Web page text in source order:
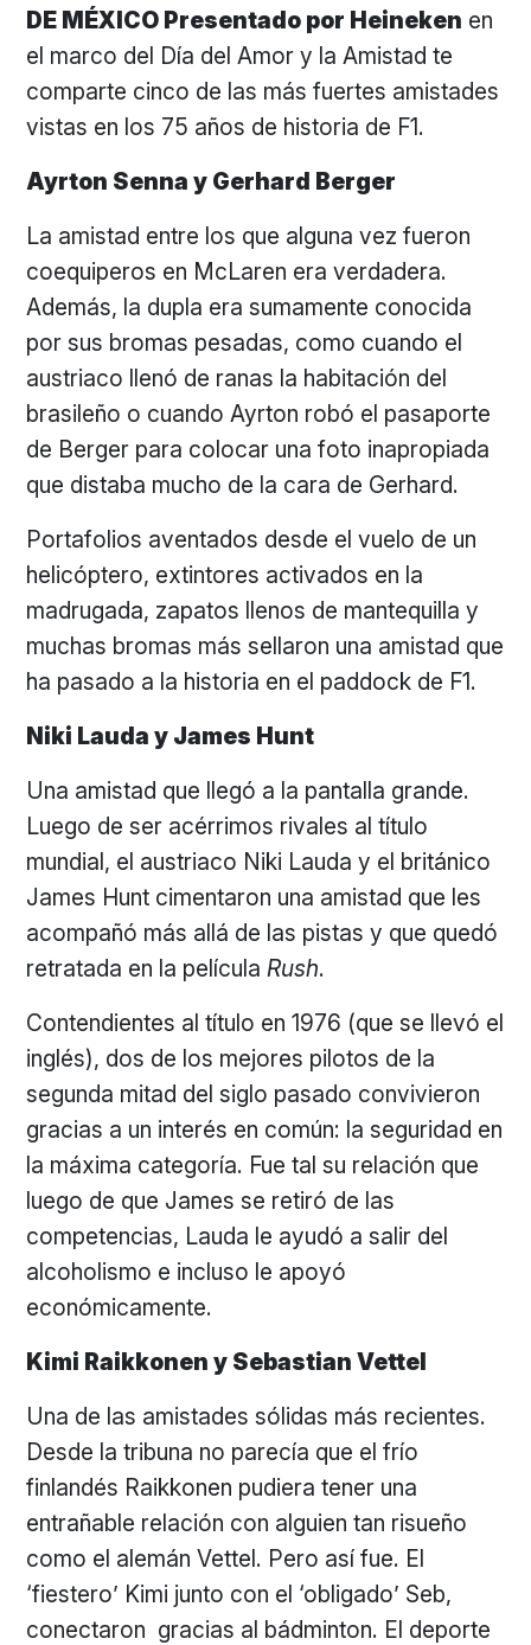
DE MÉXICO Presentado por Heineken en
el marco del Día del Amor y la Amistad te
comparte cinco de las más fuertes amistades
vistas en los 75 años de historia de F1.
Ayrton Senna y Gerhard Berger
La amistad entre los que alguna vez fueron
coequiperos en McLaren era verdadera.
Además, la dupla era sumamente conocida
por sus bromas pesadas, como cuando el
austriaco llenó de ranas la habitación del
brasileño o cuando Ayrton robó el pasaporte
de Berger para colocar una foto inapropiada
que distaba mucho de la cara de Gerhard.
Portafolios aventados desde el vuelo de un
helicóptero, extintores activados en la
madrugada, zapatos llenos de mantequilla y
muchas bromas más sellaron una amistad que
ha pasado a la historia en el paddock de F1.
Niki Lauda y James Hunt
Una amistad que llegó a la pantalla grande.
Luego de ser acérrimos rivales al título
mundial, el austriaco Niki Lauda y el británico
James Hunt cimentaron una amistad que les
acompañó más allá de las pistas y que quedó
retratada en la películaRush.
Contendientes al título en 1976 (que se llevó el
inglés), dos de los mejores pilotos de la
segunda mitad del siglo pasado convivieron
gracias a un interés en común: la seguridad en
la máxima categoría. Fue tal su relación que
luego de que James se retiró de las
competencias, Lauda le ayudó a salir del
alcoholismo e incluso le apoyó
económicamente.
Kimi Raikkonen y Sebastian Vettel
Una de las amistades sólidas más recientes.
Desde la tribuna no parecía que el frío
finlandés Raikkonen pudiera tener una
entrañable relación con alguien tan risueño
como el alemán Vettel. Pero así fue. El
‘fiestero’ Kimi junto con el ‘obligado’ Seb,
conectaron gracias al bádminton. El deporte